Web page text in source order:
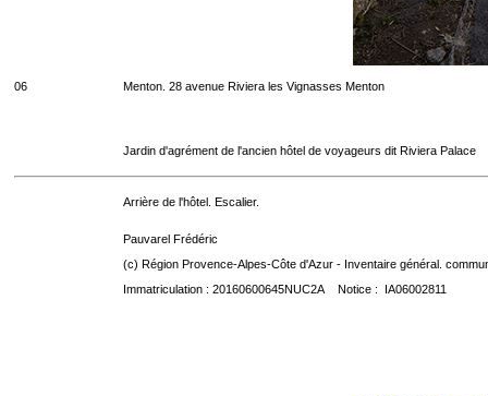
06 Menton. 28 avenue Riviera les Vignasses Menton
Jardin d'agrément de l'ancien hôtel de voyageurs dit Riviera Palace
Arrière de l'hôtel. Escalier.
Pauvarel Frédéric
(c) Région Provence-Alpes-Côte d'Azur - Inventaire général.
Immatriculation : 20160600645NUC2A Notice : IA06002811